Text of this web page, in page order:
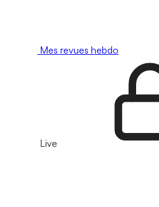
Mes revues hebdo
Live